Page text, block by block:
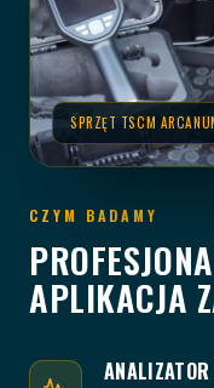
SPRZĘT TSCM
CZYM BADAMY
APLIKACJA